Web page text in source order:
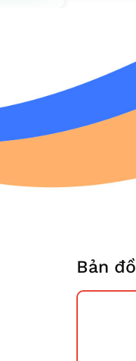
Bản đồ